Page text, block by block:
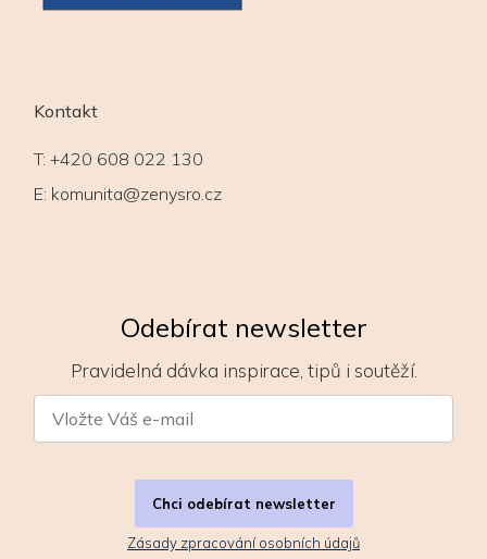
Kontakt
T: +420 608 022 130
E: komunita@zenysro.cz
Odebírat newsletter
Pravidelná dávka inspirace, tipů i soutěží.
Chci odebírat newsletter
Zásady zpracování osobních údajů